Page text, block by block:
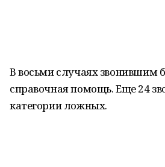
В восьми случаях звонившим
справочная помощь. Еще 24
категории ложных.